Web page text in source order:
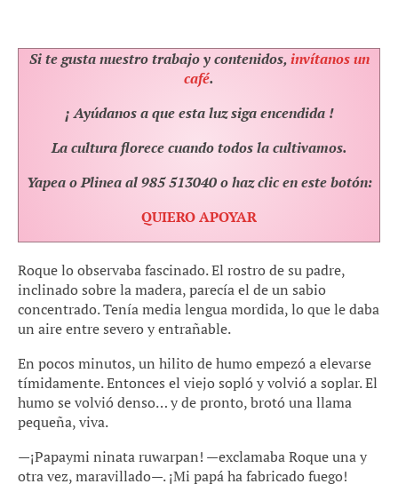
Si te gusta nuestro trabajo y contenidos,invítanos un
café.
¡ Ayúdanos a que esta luz siga encendida !
La cultura florece cuando todos la cultivamos.
Yapea o Plinea al 985 513040 o haz clic en este botón:
QUIERO APOYAR
Roque lo observaba fascinado. El rostro de su padre,
inclinado sobre la madera, parecía el de un sabio
concentrado. Tenía media lengua mordida, lo que le daba
un aire entre severo y entrañable.
En pocos minutos, un hilito de humo empezó a elevarse
tímidamente. Entonces el viejo sopló y volvió a soplar. El
humo se volvió denso… y de pronto, brotó una llama
pequeña, viva.
—¡Papaymi ninata ruwarpan! —exclamaba Roque una y
otra vez, maravillado—. ¡Mi papá ha fabricado fuego!